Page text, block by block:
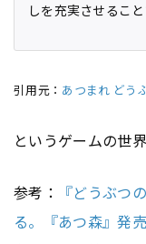
しを充実させるこ
引用元： あつまれ どう
というゲームの世
参考：
『どうぶつ
る。『あつ森』発